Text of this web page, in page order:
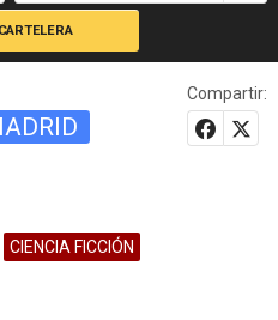
Compartir:
CIENCIA FICCIÓN